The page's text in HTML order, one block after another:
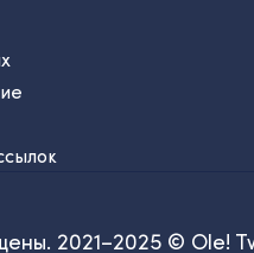
2021–2025 © Ole!